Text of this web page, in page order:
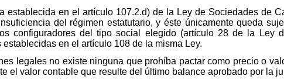
establecida en el artículo 107.2.d) de la Ley de Sociedades de
del régimen estatutario, y éste únicamente queda
configuradores del tipo social elegido (artículo 28 de la Ley
establecidas en el artículo 108 de la misma Ley.
legales no existe ninguna que prohíba pactar como precio o
el valor contable que resulte del último balance aprobado por la